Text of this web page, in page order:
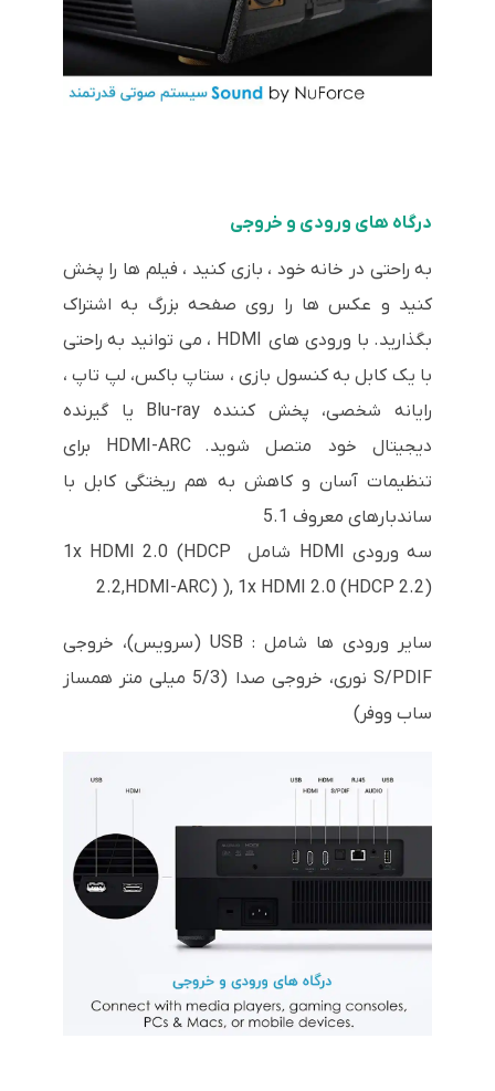
درگاه های ورودی و خروجی
به راحتی در خانه خود ، بازی کنید ، فیلم ها را پخش
کنید و عکس ها را روی صفحه بزرگ به اشتراک
بگذارید. با ورودی های HDMI ، می توانید به راحتی
با یک کابل به کنسول بازی ، ستاپ باکس، لپ تاپ ،
رایانه شخصی، پخش کننده Blu-ray یا گیرنده
دیجیتال خود متصل شوید. HDMI-ARC برای
تنظیمات آسان و کاهش به هم ریختگی کابل با
ساندبارهای معروف 5.1
سه ورودی HDMI شامل 1x HDMI 2.0 (HDCP
2.2,HDMI-ARC) ), 1x HDMI 2.0 (HDCP 2.2)
سایر ورودی ها شامل : USB (سرویس)، خروجی
S/PDIF نوری، خروجی صدا (5/3 میلی متر همساز
ساب ووفر)